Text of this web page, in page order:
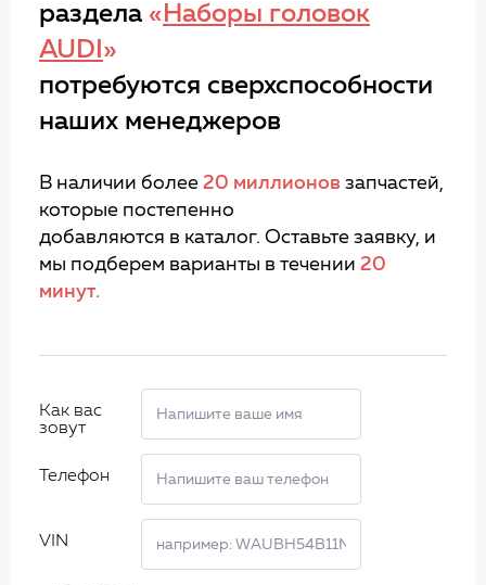
раздела « Наборы головок
AUDI »
потребуются сверхспособности
наших менеджеров
В наличии более 20 миллионов запчастей,
которые постепенно
добавляются в каталог. Оставьте заявку, и
мы подберем варианты в течении 20
минут.
Как вас
зовут
Телефон
VIN